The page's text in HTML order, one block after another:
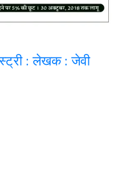
: लेखक : जेवी